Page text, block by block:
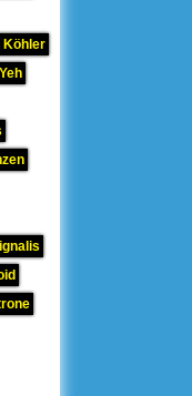
Köhler